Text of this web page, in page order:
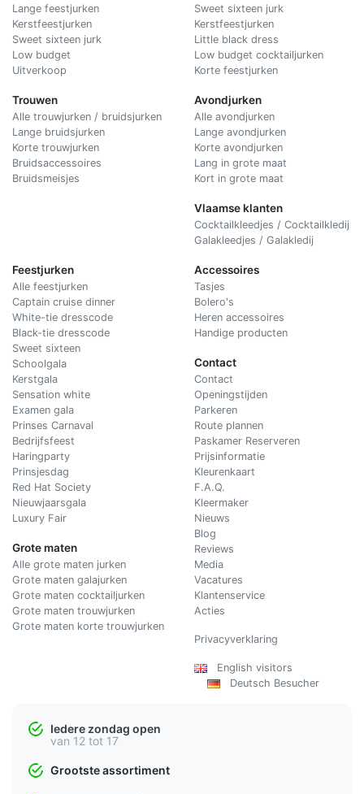
Lange feestjurken
Kerstfeestjurken
Sweet sixteen jurk
Low budget
Uitverkoop
Trouwen
Alle trouwjurken / bruidsjurken
Lange bruidsjurken
Korte trouwjurken
Bruidsaccessoires
Bruidsmeisjes
Sweet sixteen jurk
Kerstfeestjurken
Little black dress
Low budget cocktailjurken
Korte feestjurken
Avondjurken
Alle avondjurken
Lange avondjurken
Korte avondjurken
Lang in grote maat
Kort in grote maat
Vlaamse klanten
Cocktailkleedjes / Cocktailkledij
Galakleedjes / Galakledij
Feestjurken
Alle feestjurken
Captain cruise dinner
White-tie dresscode
Black-tie dresscode
Sweet sixteen
Schoolgala
Kerstgala
Sensation white
Examen gala
Prinses Carnaval
Bedrijfsfeest
Haringparty
Prinsjesdag
Red Hat Society
Nieuwjaarsgala
Luxury Fair
Grote maten
Alle grote maten jurken
Grote maten galajurken
Grote maten cocktailjurken
Grote maten trouwjurken
Grote maten korte trouwjurken
Accessoires
Tasjes
Bolero's
Heren accessoires
Handige producten
Contact
Contact
Openingstijden
Parkeren
Route plannen
Paskamer Reserveren
Prijsinformatie
Kleurenkaart
F.A.Q.
Kleermaker
Nieuws
Blog
Reviews
Media
Vacatures
Klantenservice
Acties
Privacyverklaring
English visitors
Deutsch Besucher
Iedere zondag open
van 12 tot 17
Grootste assortiment